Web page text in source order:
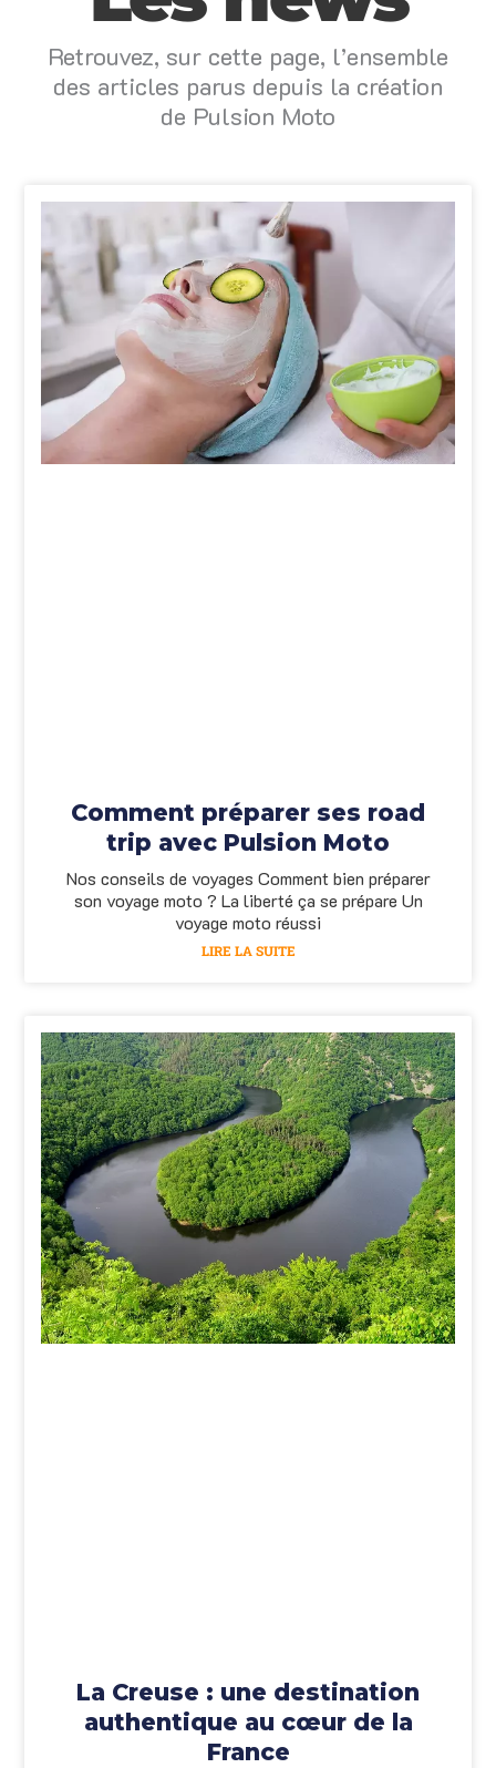
Retrouvez, sur cette page, l’ensemble
des articles parus depuis la création
de Pulsion Moto
Comment préparer ses road
trip avec Pulsion Moto
Nos conseils de voyages Comment bien préparer
son voyage moto ? La liberté ça se prépare Un
voyage moto réussi
LIRE LA SUITE
La Creuse : une destination
authentique au cœur de la
France
PagePage